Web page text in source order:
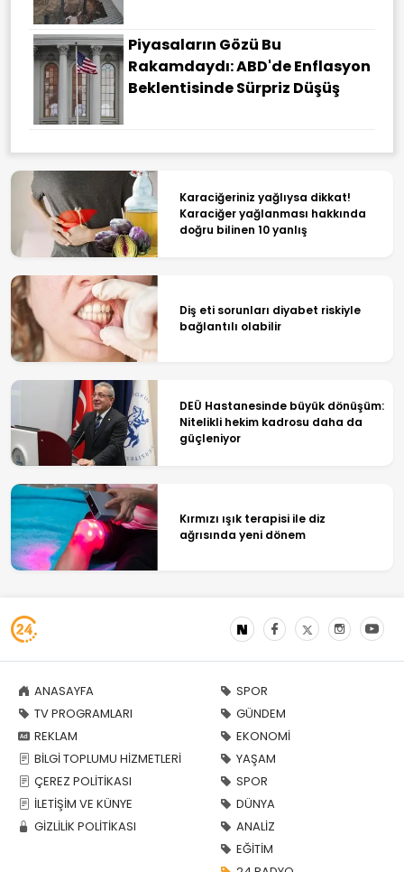
Piyasaların Gözü Bu
Rakamdaydı: ABD'de Enflasyon
Beklentisinde Sürpriz Düşüş
Karaciğeriniz yağlıysa dikkat!
Karaciğer yağlanması hakkında
doğru bilinen 10 yanlış
Diş eti sorunları diyabet riskiyle
bağlantılı olabilir
DEÜ Hastanesinde büyük dönüşüm:
Nitelikli hekim kadrosu daha da
güçleniyor
Kırmızı ışık terapisi ile diz
ağrısında yeni dönem
ANASAYFA
TV PROGRAMLARI
REKLAM
BİLGİ TOPLUMU HİZMETLERİ
ÇEREZ POLİTİKASI
İLETİŞİM VE KÜNYE
GİZLİLİK POLİTİKASI
SPOR
GÜNDEM
EKONOMİ
YAŞAM
SPOR
DÜNYA
ANALİZ
EĞİTİM